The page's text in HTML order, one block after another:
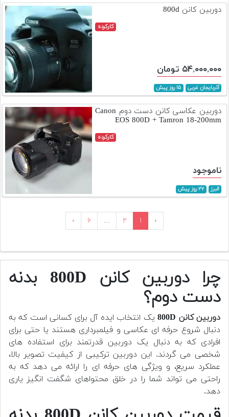
دوربین کانن 800d
کارکرده
۵۴,۰۰۰,۰۰۰ تومان
آذربایجان غربی ۱۵ روز پیش
دوربین عکاسی کانن دست دوم Canon
EOS 800D + Tamron 18-200mm
کارکرده
ناموجود
البرز ۲۷ روز پیش
‹ ۱ ۲ ... ۶ ›
چرا دوربین کانن 800D بدنه
دست دوم؟
دوربین کانن 800D
یک انتخاب ایده آل برای کسانی است که به
دنبال شروع حرفه ای عکاسی و فیلمبرداری هستند یا حتی برای
افرادی که به دنبال یک دوربین قدرتمند برای استفاده های
شخصی می گردند. این دوربین ترکیبی از کیفیت تصویر بالا،
عملکرد سریع، و ویژگی های حرفه ای را ارائه می دهد که به
راحتی می تواند شما را در خلق محتواهای شگفت انگیز یاری
دهد.